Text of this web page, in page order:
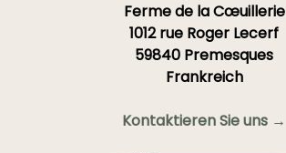
Ferme de la Cœuillerie
1012 rue Roger Lecerf
59840 Premesques
Frankreich
Kontaktieren Sie uns →